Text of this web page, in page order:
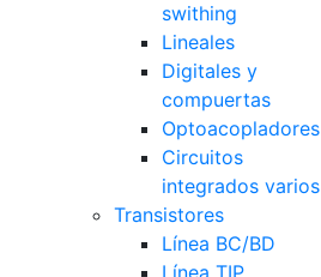
swithing
Lineales
Digitales y
compuertas
Optoacopladores
Circuitos
integrados varios
Transistores
Línea BC/BD
Línea TIP